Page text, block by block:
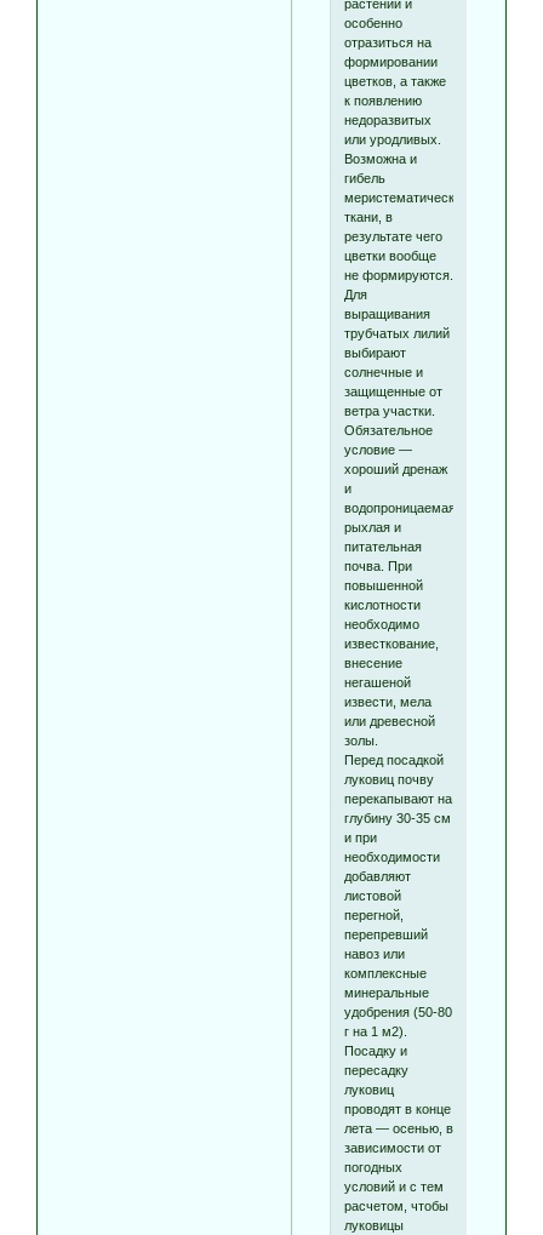
растений и
особенно
отразиться на
формировании
цветков, а также
к появлению
недоразвитых
или уродливых.
Возможна и
гибель
меристематической
ткани, в
результате чего
цветки вообще
не формируются.
Для
выращивания
трубчатых лилий
выбирают
солнечные и
защищенные от
ветра участки.
Обязательное
условие —
хороший дренаж
и
водопроницаемая,
рыхлая и
питательная
почва. При
повышенной
кислотности
необходимо
известкование,
внесение
негашеной
извести, мела
или древесной
золы.
Перед посадкой
луковиц почву
перекапывают на
глубину 30-35 см
и при
необходимости
добавляют
листовой
перегной,
перепревший
навоз или
комплексные
минеральные
удобрения (50-80
г на 1 м2).
Посадку и
пересадку
луковиц
проводят в конце
лета — осенью, в
зависимости от
погодных
условий и с тем
расчетом, чтобы
луковицы